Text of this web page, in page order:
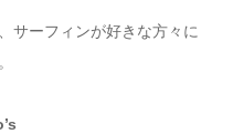
サーフィンが好きな方々に